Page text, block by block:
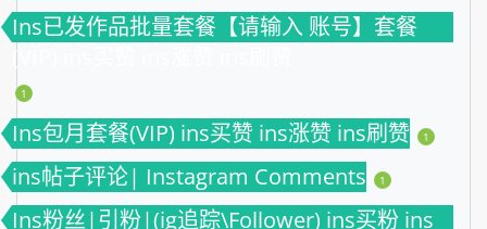
Ins已发作品批量套餐【请输入 账号】套餐
(VIP) ins买赞 ins涨赞 ins刷赞
1
Ins包月套餐(VIP) ins买赞 ins涨赞 ins刷赞 1
ins帖子评论| Instagram Comments 1
Ins粉丝|引粉|(ig追踪\Follower) ins买粉 ins